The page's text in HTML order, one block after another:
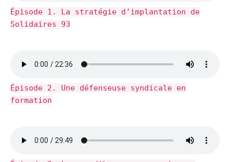
Épisode 1. La stratégie d’implantation de
Solidaires 93
Épisode 2. Une défenseuse syndicale en
formation